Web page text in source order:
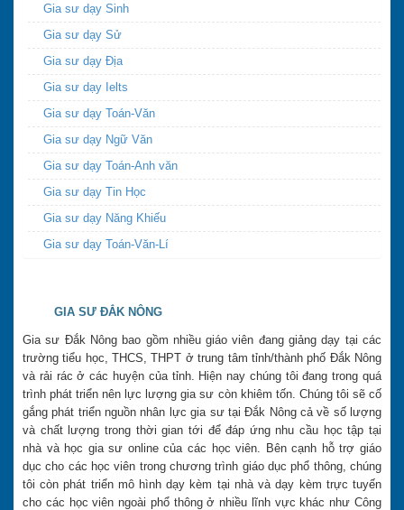
Gia sư dạy Sinh
Gia sư dạy Sử
Gia sư dạy Địa
Gia sư dạy Ielts
Gia sư dạy Toán-Văn
Gia sư dạy Ngữ Văn
Gia sư dạy Toán-Anh văn
Gia sư dạy Tin Học
Gia sư dạy Năng Khiếu
Gia sư dạy Toán-Văn-Lí
GIA SƯ ĐẮK NÔNG
Gia sư Đắk Nông bao gồm nhiều giáo viên đang giảng dạy tại các
trường tiểu học, THCS, THPT ở trung tâm tỉnh/thành phố Đắk Nông
và rải rác ở các huyện của tỉnh. Hiện nay chúng tôi đang trong quá
trình phát triển nên lực lượng gia sư còn khiêm tốn. Chúng tôi sẽ cố
gắng phát triển nguồn nhân lực gia sư tại Đắk Nông cả về số lượng
và chất lượng trong thời gian tới để đáp ứng nhu cầu học tập tại
nhà và học gia sư online của các học viên. Bên cạnh hỗ trợ giáo
dục cho các học viên trong chương trình giáo dục phổ thông, chúng
tôi còn phát triển mô hình dạy kèm tại nhà và dạy kèm trực tuyến
cho các học viên ngoài phổ thông ở nhiều lĩnh vực khác như Công